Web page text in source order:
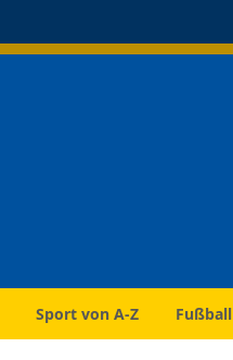
Sport von A-Z Fußball